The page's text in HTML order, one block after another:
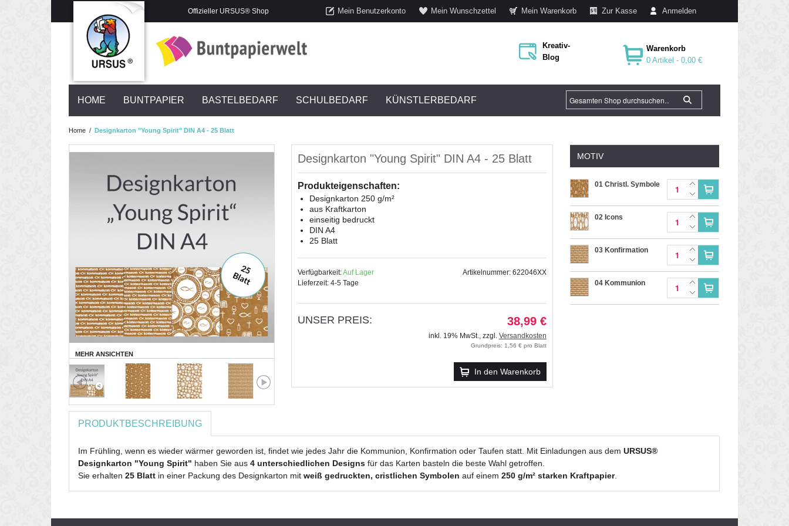
Offizieller URSUS® Shop Mein Benutzerkonto Mein Wunschzettel Mein Warenkorb Zur Kasse Anmelden
Kreativ-
Blog
Warenkorb
0 Artikel -0,00 €
HOME BUNTPAPIER BASTELBEDARF SCHULBEDARF KÜNSTLERBEDARF
Home / Designkarton "Young Spirit" DIN A4 - 25 Blatt
MEHR ANSICHTEN
Designkarton "Young Spirit" DIN A4 - 25 Blatt
Produkteigenschaften:
Designkarton 250 g/m²
aus Kraftkarton
einseitig bedruckt
DIN A4
25 Blatt
Verfügbarkeit:Auf Lager
Lieferzeit: 4-5 Tage
Artikelnummer: 622046XX
UNSER PREIS: 38,99 €
inkl. 19% MwSt., zzgl. Versandkosten
Grundpreis: 1,56 € pro Blatt
In den Warenkorb
MOTIV
01 Christl. Symbole
02 Icons
03 Konfirmation
04 Kommunion
PRODUKTBESCHREIBUNG
Im Frühling, wenn es wieder wärmer geworden ist, findet wie jedes Jahr die Kommunion, Konfirmation oder Taufen statt. Mit Einladungen aus dem URSUS®
Designkarton "Young Spirit" haben Sie aus 4 unterschiedlichen Designs für das Karten basteln die beste Wahl getroffen.
Sie erhalten 25 Blatt in einer Packung des Designkarton mit weiß gedruckten, cristlichen Symbolen auf einem 250 g/m² starken Kraftpapier.